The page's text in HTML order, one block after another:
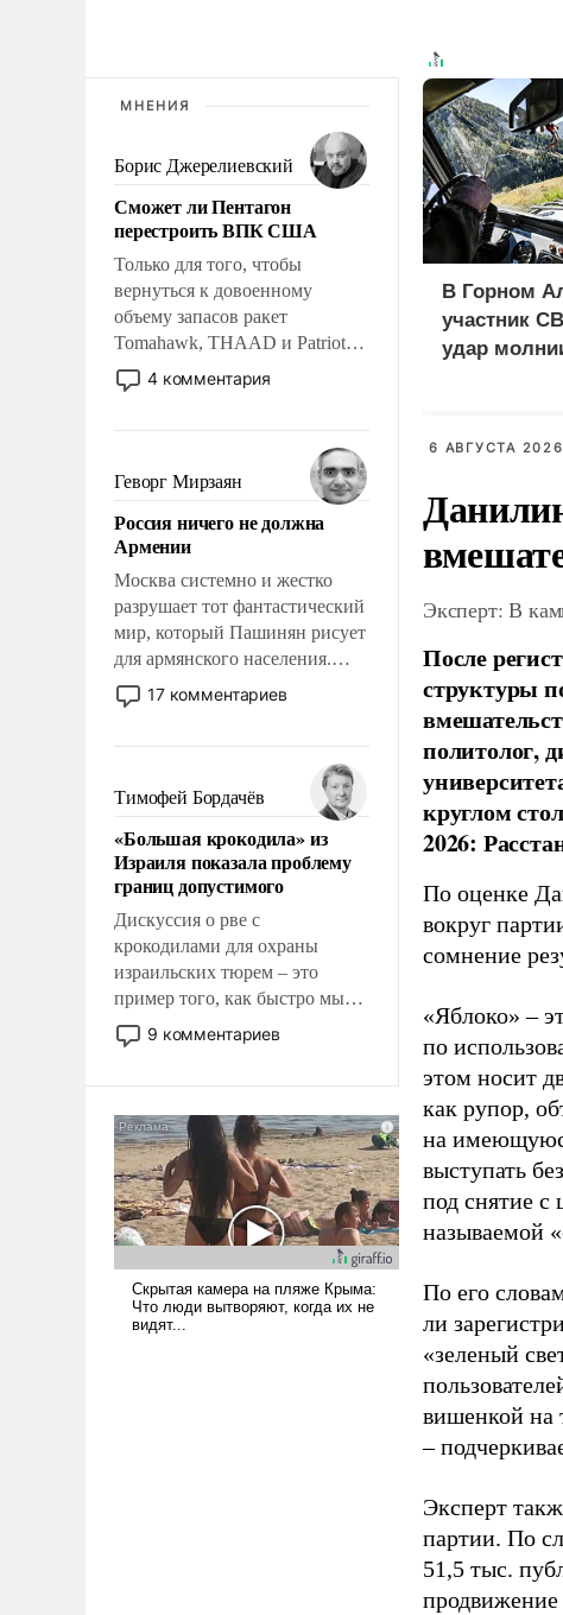
МНЕНИЯ
Борис Джерелиевский
Сможет ли Пентагон
перестроить ВПК США
Только для того, чтобы
вернуться к довоенному
объему запасов ракет
Tomahawk, THAAD и Patriot
США потребуется более трех
лет. Даже небольшая война с
Сложившаяся ситуация
означает многолетний период
уязвимости США, например,
перед Китаем.
4 комментария
Геворг Мирзаян
Россия ничего не должна
Армении
Москва системно и жестко
разрушает тот фантастический
мир, который Пашинян рисует
для армянского населения.
Мир, где политические
прожекты будут безусловно
налогоплательщиков и где
Еревану за свои поступки не
нужно отвечать.
17 комментариев
Тимофей Бордачёв
«Большая крокодила» из
Израиля показала проблему
границ допустимого
Дискуссия о рве с
крокодилами для охраны
израильских тюрем – это
пример того, как быстро мы
двигаемся по пути
революционных изменений.
псевдонаучной фантастики,
стало всерьез обсуждаемой
идеей.
9 комментариев
В Горном
участник
удар
6 АВГУСТА
Эксперт: В
После
структуры
политолог,
круглом
2026:
По оценке
вокруг
сомнение
«Яблоко» –
по
этом носит
как рупор,
на
выступать
под снятие с
называемой
По его
ли
«зеленый
вишенкой на
–
Эксперт
партии. По
51,5 тыс.
продвижение